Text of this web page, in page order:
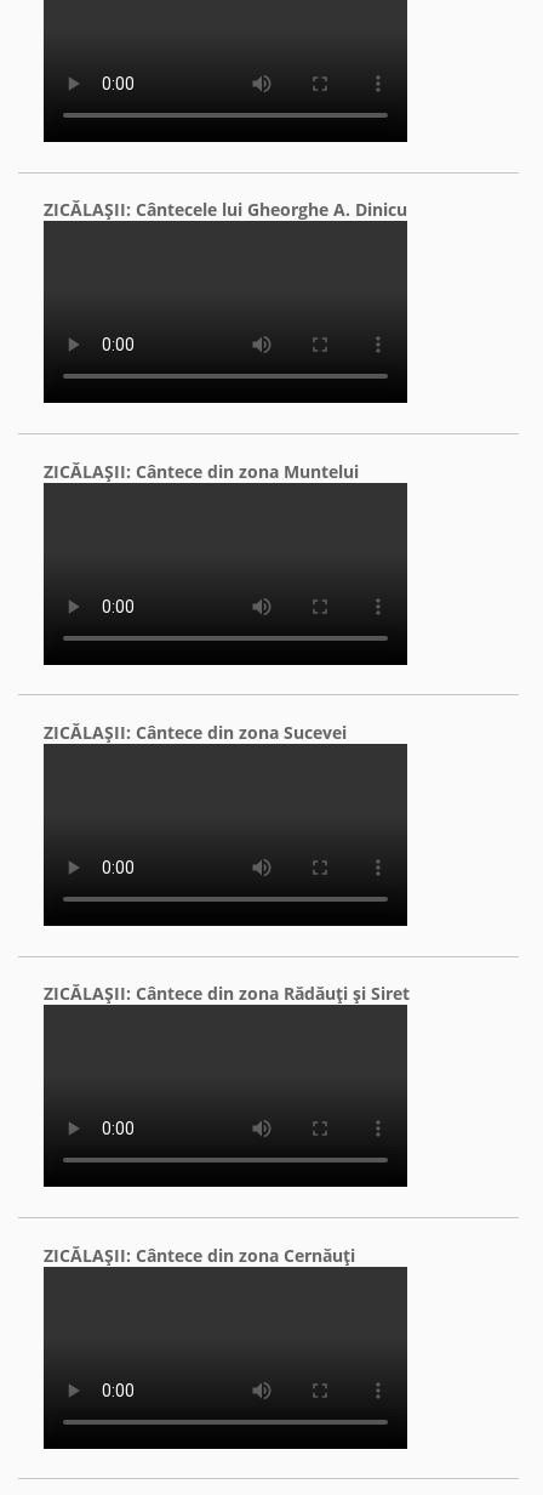
ZICĂLAŞII: Cântecele lui Gheorghe A. Dinicu
ZICĂLAŞII: Cântece din zona Muntelui
ZICĂLAŞII: Cântece din zona Sucevei
ZICĂLAŞII: Cântece din zona Rădăuţi şi Siret
ZICĂLAŞII: Cântece din zona Cernăuţi